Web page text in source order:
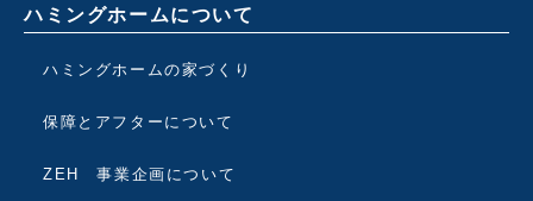
ハミングホームについて
ハミングホームの家づくり
保障とアフターについて
ZEH 事業企画について